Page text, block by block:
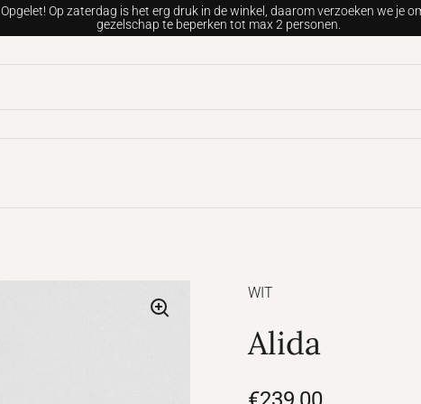
Opgelet! Op zaterdag is het erg druk in de winkel, daarom verzoeken we je
gezelschap te beperken tot max 2 personen.
WIT
Alida